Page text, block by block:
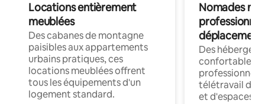
Locations entièrement
meublées
Des cabanes de montagne
paisibles aux appartements
urbains pratiques, ces
locations meublées offrent
tous les équipements d'un
logement standard.
Nomades
déplacement
Des
confortables
professionnels
télétravail
et d'espaces